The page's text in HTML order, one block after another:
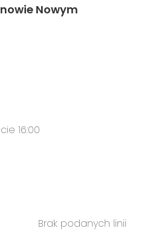
Nowym
16:00
Brak podanych linii